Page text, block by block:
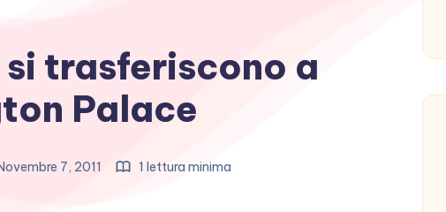
trasferiscono a
Palace
7, 2011 1 lettura minima